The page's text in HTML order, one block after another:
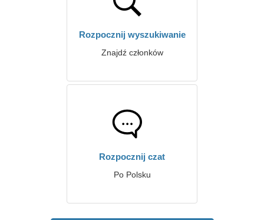
Rozpocznij wyszukiwanie
Znajdź członków
Rozpocznij czat
Po Polsku